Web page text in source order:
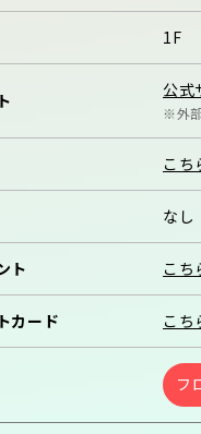
1F
公式
※外
こち
なし
ト こち
カード こち
フ